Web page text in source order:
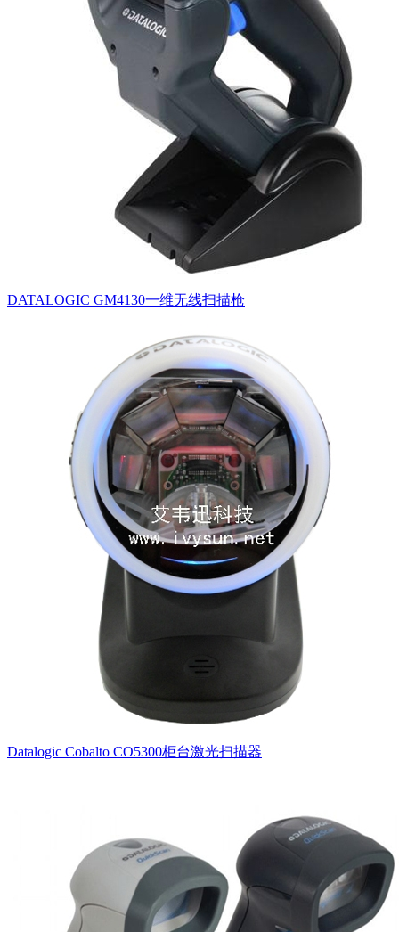
DATALOGIC GM4130一维无线扫描枪
Datalogic Cobalto CO5300柜台激光扫描器